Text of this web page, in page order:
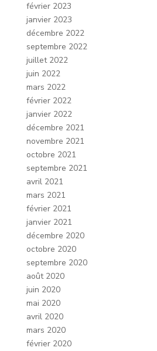
février 2023
janvier 2023
décembre 2022
septembre 2022
juillet 2022
juin 2022
mars 2022
février 2022
janvier 2022
décembre 2021
novembre 2021
octobre 2021
septembre 2021
avril 2021
mars 2021
février 2021
janvier 2021
décembre 2020
octobre 2020
septembre 2020
août 2020
juin 2020
mai 2020
avril 2020
mars 2020
février 2020